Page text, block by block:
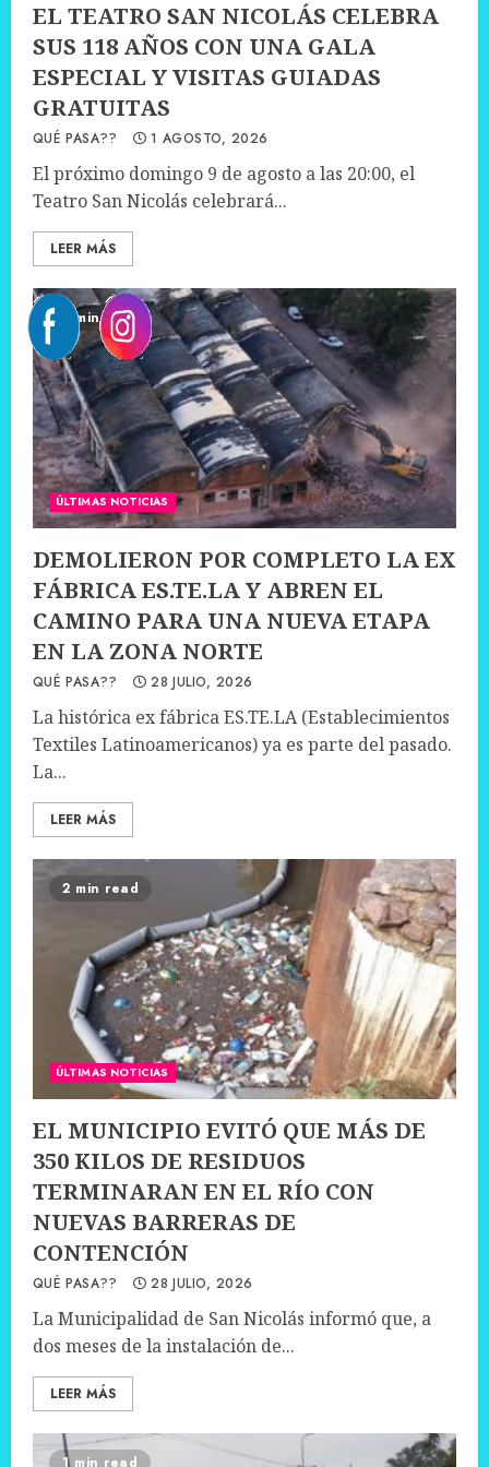
EL TEATRO SAN NICOLÁS CELEBRA
SUS 118 AÑOS CON UNA GALA
ESPECIAL Y VISITAS GUIADAS
GRATUITAS
QUÉ PASA?? 1 AGOSTO, 2026
El próximo domingo 9 de agosto a las 20:00, el
Teatro San Nicolás celebrará...
LEER MÁS
2 min read
ÚLTIMAS NOTICIAS
DEMOLIERON POR COMPLETO LA EX
FÁBRICA ES.TE.LA Y ABREN EL
CAMINO PARA UNA NUEVA ETAPA
EN LA ZONA NORTE
QUÉ PASA?? 28 JULIO, 2026
La histórica ex fábrica ES.TE.LA (Establecimientos
Textiles Latinoamericanos) ya es parte del pasado.
La...
LEER MÁS
2 min read
ÚLTIMAS NOTICIAS
EL MUNICIPIO EVITÓ QUE MÁS DE
350 KILOS DE RESIDUOS
TERMINARAN EN EL RÍO CON
NUEVAS BARRERAS DE
CONTENCIÓN
QUÉ PASA?? 28 JULIO, 2026
La Municipalidad de San Nicolás informó que, a
dos meses de la instalación de...
LEER MÁS
1 min read